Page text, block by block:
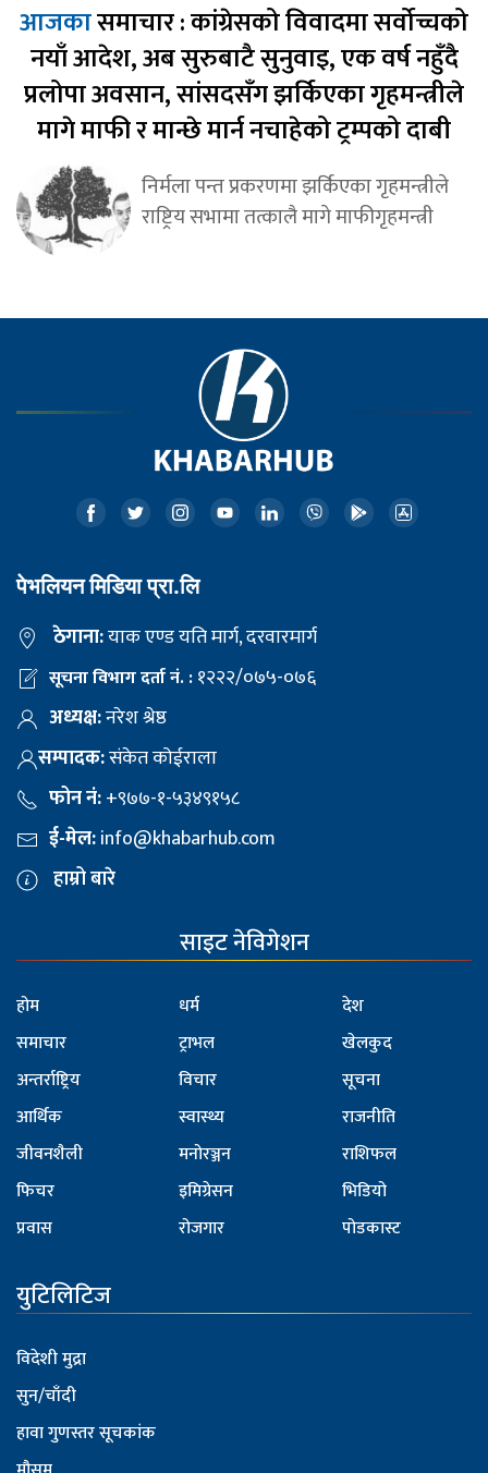
आजकासमाचार : कांग्रेसको विवादमा सर्वोच्चको
नयाँ आदेश, अब सुरुबाटै सुनुवाइ, एक वर्ष नहुँदै
प्रलोपा अवसान, सांसदसँग झर्किएका गृहमन्त्रीले
मागे माफी र मान्छे मार्न नचाहेको ट्रम्पको दाबी
निर्मला पन्त प्रकरणमा झर्किएका गृहमन्त्रीले
राष्ट्रिय सभामा तत्कालै मागे माफीगृहमन्त्री
पेभलियन मिडिया प्रा.लि
ठेगाना:याक एण्ड यति मार्ग, दरवारमार्ग
सूचना विभाग दर्ता नं. :१२२२/०७५-०७६
अध्यक्ष:नरेश श्रेष्ठ
सम्पादक:संकेत कोईराला
फोन नं:+९७७-१-५३४९१५८
ई-मेल:info@khabarhub.com
हाम्रो बारे
साइट नेविगेशन
होम
समाचार
अन्तर्राष्ट्रिय
आर्थिक
जीवनशैली
फिचर
प्रवास
धर्म
ट्राभल
विचार
स्वास्थ्य
मनोरञ्जन
इमिग्रेसन
रोजगार
देश
खेलकुद
सूचना
राजनीति
राशिफल
भिडियो
पोडकास्ट
युटिलिटिज
विदेशी मुद्रा
सुन/चाँदी
हावा गुणस्तर सूचकांक